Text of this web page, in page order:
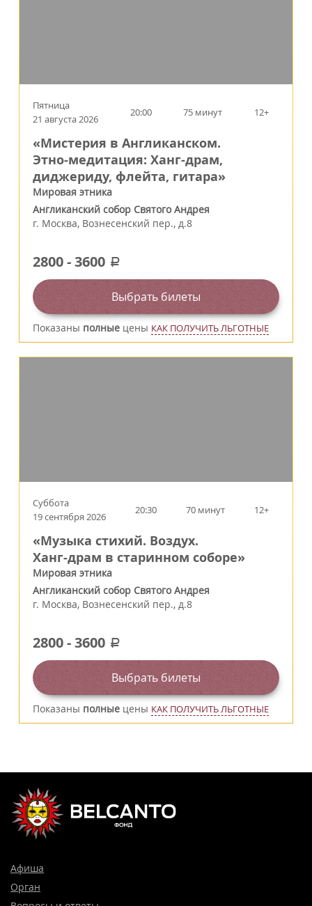
Пятница
21 августа 2026
20:00 75 минут 12+
«Мистерия в Англиканском.
Этно‑медитация: Ханг-драм,
диджериду, флейта, гитара»
Мировая этника
Англиканский собор Святого Андрея
г. Москва, Вознесенский пер., д.8
2800-3600 a
Выбрать билеты
Показаны полные цены КАК ПОЛУЧИТЬ ЛЬГОТНЫЕ
Суббота
19 сентября 2026
20:30 70 минут 12+
«Музыка стихий. Воздух.
Ханг‑драм в старинном соборе»
Мировая этника
Англиканский собор Святого Андрея
г. Москва, Вознесенский пер., д.8
2800-3600 a
Выбрать билеты
Показаны полные цены КАК ПОЛУЧИТЬ ЛЬГОТНЫЕ
Афиша
Орган